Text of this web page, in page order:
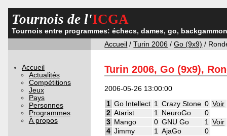
Tournois de l'ICGA
Tournois entre programmes: échecs, dames, go,
Accueil /Turin 2006 /Go (9x9) /
Accueil
Actualités
Compétitions
Jeux
Pays
Personnes
Programmes
À propos
Turin 2006, Go (9x9),
2006-05-26 13:00:00
1 Go Intellect 1 Crazy Stone 0 Voir
2 Atarist 1 NeuroGo
0
3 Mango 0 GNU Go 1 Voir
4 Jimmy 1 AjaGo
0